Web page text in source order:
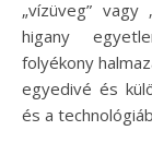
„vízüveg”
higany
folyékony
egyedivé és
és a